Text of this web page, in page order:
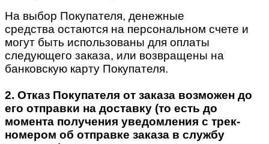
На выбор Покупателя, денежные
средства остаются на персональном счете и
могут быть использованы для оплаты
следующего заказа, или возвращены на
банковскую карту Покупателя.
2. Отказ Покупателя от заказа возможен до
его отправки на доставку (то есть до
момента получения уведомления с трек-
номером об отправке заказа в службу